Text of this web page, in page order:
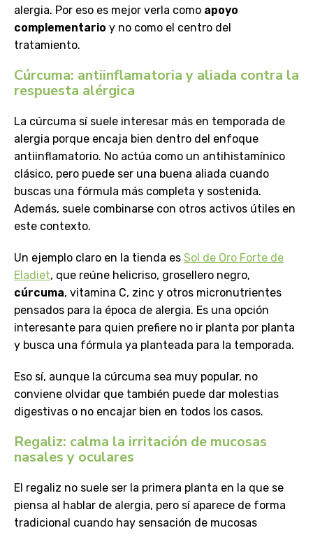
alergia. Por eso es mejor verla como apoyo
complementario y no como el centro del
tratamiento.
Cúrcuma: antiinflamatoria y aliada contra la
respuesta alérgica
La cúrcuma sí suele interesar más en temporada de
alergia porque encaja bien dentro del enfoque
antiinflamatorio. No actúa como un antihistamínico
clásico, pero puede ser una buena aliada cuando
buscas una fórmula más completa y sostenida.
Además, suele combinarse con otros activos útiles en
este contexto.
Un ejemplo claro en la tienda es Sol de Oro Forte de
Eladiet, que reúne helicriso, grosellero negro,
cúrcuma, vitamina C, zinc y otros micronutrientes
pensados para la época de alergia. Es una opción
interesante para quien prefiere no ir planta por planta
y busca una fórmula ya planteada para la temporada.
Eso sí, aunque la cúrcuma sea muy popular, no
conviene olvidar que también puede dar molestias
digestivas o no encajar bien en todos los casos.
Regaliz: calma la irritación de mucosas
nasales y oculares
El regaliz no suele ser la primera planta en la que se
piensa al hablar de alergia, pero sí aparece de forma
tradicional cuando hay sensación de mucosas